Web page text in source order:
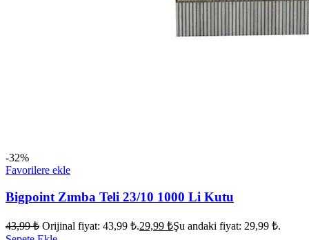
-32%
Favorilere ekle
Bigpoint Zımba Teli 23/10 1000 Li Kutu
43,99₺ Orijinal fiyat: 43,99 ₺.29,99 ₺Şu andaki fiyat: 29,99 ₺.